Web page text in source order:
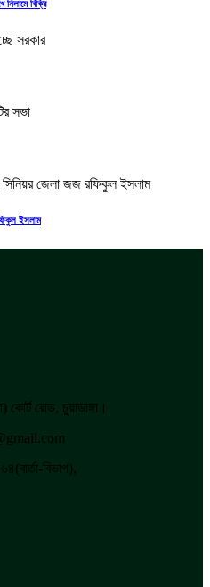
বিক্রি
ইসলাম
কোর্ট রোড, চুয়াডাঙ্গা।
বিভাগ),